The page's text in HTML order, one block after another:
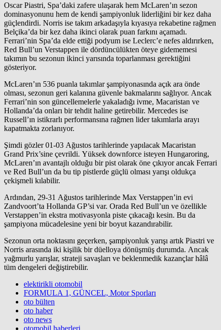
Oscar Piastri, Spa’daki zafere ulaşarak hem McLaren’ın sezon
dominasyonunu hem de kendi şampiyonluk liderliğini bir kez daha
güçlendirdi. Norris ise takım arkadaşıyla kıyasıya rekabetine rağmen
Belçika’da bir kez daha ikinci olarak puan farkını açamadı.
Ferrari’nin Spa’da elde ettiği podyum ise Leclerc’e nefes aldırırken,
Red Bull’un Verstappen ile dördüncülükten öteye gidememesi
takımın bu sezonun ikinci yarısında toparlanması gerektiğini
gösteriyor.
McLaren’ın 536 puanla takımlar şampiyonasında açık ara önde
olması, sezonun geri kalanına güvenle bakmalarını sağlıyor. Ancak
Ferrari’nin son güncellemelerle yakaladığı ivme, Macaristan ve
Hollanda’da onları bir tehdit haline getirebilir. Mercedes ise
Russell’ın istikrarlı performansına rağmen lider takımlarla arayı
kapatmakta zorlanıyor.
Şimdi gözler 01-03 Ağustos tarihlerinde yapılacak Macaristan
Grand Prix’sine çevrildi. Yüksek downforce isteyen Hungaroring,
McLaren’ın avantajlı olduğu bir pist olarak öne çıkıyor ancak Ferrari
ve Red Bull’un da bu tip pistlerde güçlü olması yarışı oldukça
çekişmeli kılabilir.
Ardından, 29-31 Ağustos tarihlerinde Max Verstappen’in evi
Zandvoort’ta Hollanda GP’si var. Orada Red Bull’un ve özellikle
Verstappen’in ekstra motivasyonla piste çıkacağı kesin. Bu da
şampiyona mücadelesine yeni bir boyut kazandırabilir.
Sezonun orta noktasını geçerken, şampiyonluk yarışı artık Piastri ve
Norris arasında iki kişilik bir düelloya dönüşmüş durumda. Ancak
yağmurlu yarışlar, strateji savaşları ve beklenmedik kazançlar hâlâ
tüm dengeleri değiştirebilir.
elektirikli otomobil
FORMULA 1, GÜNCEL, Motor Sporları
oto bülten
oto haber
oto news
otomobil haberleri